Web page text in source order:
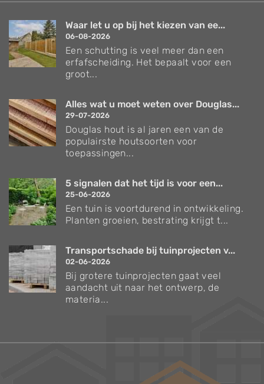
Waar let u op bij het kiezen van ee...
06-08-2026
Een schutting is veel meer dan een
erfafscheiding. Het bepaalt voor een
groot...
Alles wat u moet weten over Douglas...
29-07-2026
Douglas hout is al jaren een van de
populairste houtsoorten voor
toepassingen...
5 signalen dat het tijd is voor een...
25-06-2026
Een tuin is voortdurend in ontwikkeling.
Planten groeien, bestrating krijgt t...
Transportschade bij tuinprojecten v...
02-06-2026
Bij grotere tuinprojecten gaat veel
aandacht uit naar het ontwerp, de
materia...